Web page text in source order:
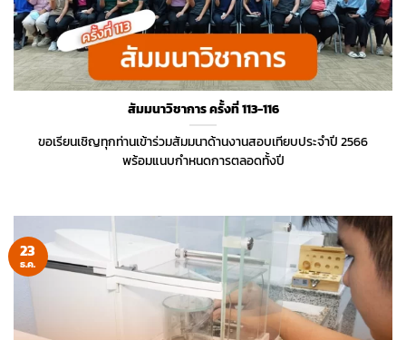
สัมมนาวิชาการ ครั้งที่ 113-116
ขอเรียนเชิญทุกท่านเข้าร่วมสัมมนาด้านงานสอบเทียบประจำปี 2566
พร้อมแนบกำหนดการตลอดทั้งปี
23
ธ.ค.